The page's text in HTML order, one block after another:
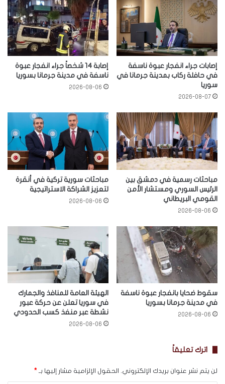
إصابات جراء انفجار عبوة ناسفة
في حافلة ركاب بمدينة جرمانا في
سوريا
2026-08-07
إصابة 14 شخصاً جراء انفجار عبوة
ناسفة في مدينة جرمانا بسوريا
2026-08-06
مباحثات رسمية في دمشق بين
الرئيس السوري ومستشار الأمن
القومي البريطاني
2026-08-06
مباحثات سورية تركية في أنقرة
لتعزيز الشراكة الاستراتيجية
2026-08-06
سقوط ضحايا بانفجار عبوة ناسفة
في مدينة جرمانا بسوريا
2026-08-06
الهيئة العامة للمنافذ والجمارك
في سوريا تعلن عن حركة عبور
نشطة عبر منفذ كسب الحدودي
2026-08-06
اترك تعليقاً
لن يتم نشر عنوان بريدك الإلكتروني. الحقول الإلزامية مشار إليها بـ *